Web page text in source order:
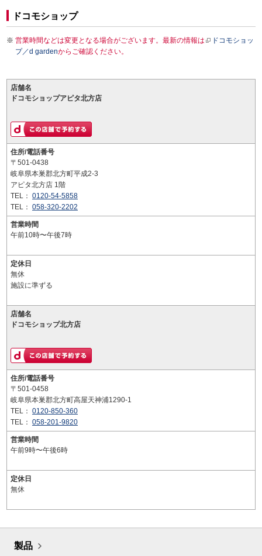
ドコモショップ
営業時間などは変更となる場合がございます。最新の情報は
ドコモショッ
プ／d gardenからご確認ください。
店舗名
ドコモショップアピタ北方店
住所/電話番号
〒501-0438
岐阜県本巣郡北方町平成2-3
アピタ北方店 1階
TEL： 0120-54-5858
TEL： 058-320-2202
営業時間
午前10時〜午後7時
定休日
無休
施設に準ずる
店舗名
ドコモショップ北方店
住所/電話番号
〒501-0458
岐阜県本巣郡北方町高屋天神浦1290-1
TEL： 0120-850-360
TEL： 058-201-9820
営業時間
午前9時〜午後6時
定休日
無休
製品